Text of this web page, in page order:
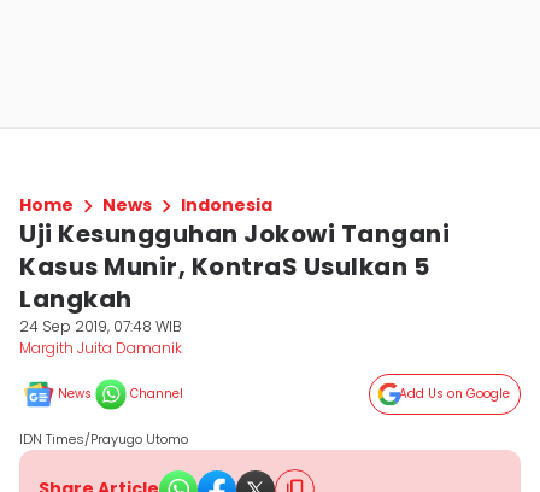
Home News Indonesia
Uji Kesungguhan Jokowi Tangani
Kasus Munir, KontraS Usulkan 5
Langkah
24 Sep 2019, 07:48 WIB
Margith Juita Damanik
News Channel Add Us on Google
IDN Times/Prayugo Utomo